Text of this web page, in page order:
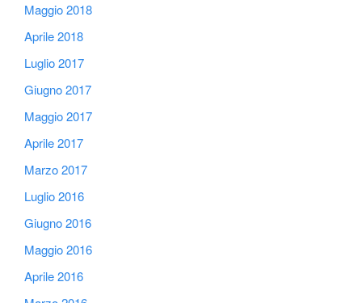
Maggio 2018
Aprile 2018
Luglio 2017
Giugno 2017
Maggio 2017
Aprile 2017
Marzo 2017
Luglio 2016
Giugno 2016
Maggio 2016
Aprile 2016